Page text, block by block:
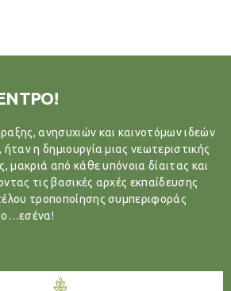
ανησυχιών και καινοτόμων ιδεών
η δημιουργία μιας νεωτεριστικής
μακριά από κάθε υπόνοια δίαιτας και
τις βασικές αρχές εκπαίδευσης
τροποποίησης συμπεριφοράς